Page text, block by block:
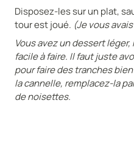
Disposez-les sur un plat,
tour est joué. (Je vous
Vous avez un dessert
facile à faire. Il faut juste
pour faire des tranches
la cannelle, remplacez-la
de noisettes.